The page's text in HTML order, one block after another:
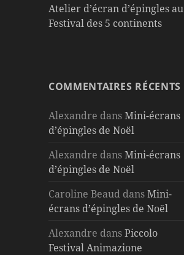
Atelier d’écran d’épingles au
Festival des 5 continents
COMMENTAIRES RÉCENTS
Alexandre dansMini-écrans
d’épingles de Noël
Alexandre dansMini-écrans
d’épingles de Noël
Caroline Beaud dansMini-
écrans d’épingles de Noël
Alexandre dansPiccolo
Festival Animazione